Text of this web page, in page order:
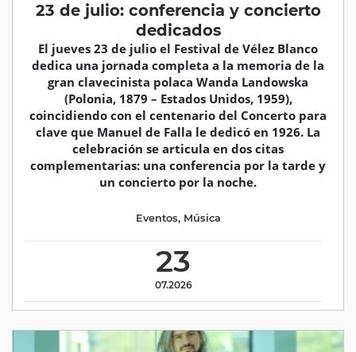
23 de julio: conferencia y concierto
dedicados
El jueves 23 de julio el Festival de Vélez Blanco
dedica una jornada completa a la memoria de la
gran clavecinista polaca Wanda Landowska
(Polonia, 1879 – Estados Unidos, 1959),
coincidiendo con el centenario del Concerto para
clave que Manuel de Falla le dedicó en 1926. La
celebración se articula en dos citas
complementarias: una conferencia por la tarde y
un concierto por la noche.
23
07.2026
Eventos, Música